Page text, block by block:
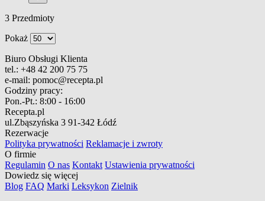
3 Przedmioty
Pokaż
Biuro Obsługi Klienta
tel.: +48 42 200 75 75
e-mail: pomoc@recepta.pl
Godziny pracy:
Pon.-Pt.: 8:00 - 16:00
Recepta.pl
ul.Zbąszyńska 3 91-342 Łódź
Rezerwacje
Polityka prywatności Reklamacje i zwroty
O firmie
Regulamin O nas Kontakt Ustawienia prywatności
Dowiedz się więcej
Blog FAQ Marki Leksykon Zielnik